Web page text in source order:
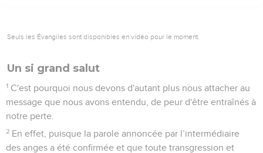
Seuls les Évangiles sont disponibles en vidéo pour le moment.
Un si grand salut
1 C'est pourquoi nous devons d'autant plus nous attacher au
message que nous avons entendu, de peur d'être entraînés à
notre perte.
2 En effet, puisque la parole annoncée par l’intermédiaire
des anges a été confirmée et que toute transgression et